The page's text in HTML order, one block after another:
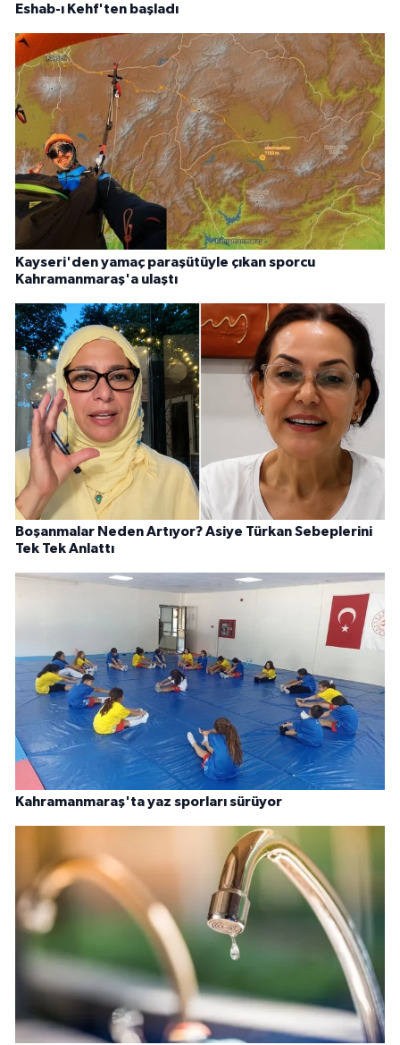
Eshab-ı Kehf'ten başladı
Kayseri'den yamaç paraşütüyle çıkan sporcu
Kahramanmaraş'a ulaştı
Boşanmalar Neden Artıyor? Asiye Türkan Sebeplerini
Tek Tek Anlattı
Kahramanmaraş'ta yaz sporları sürüyor